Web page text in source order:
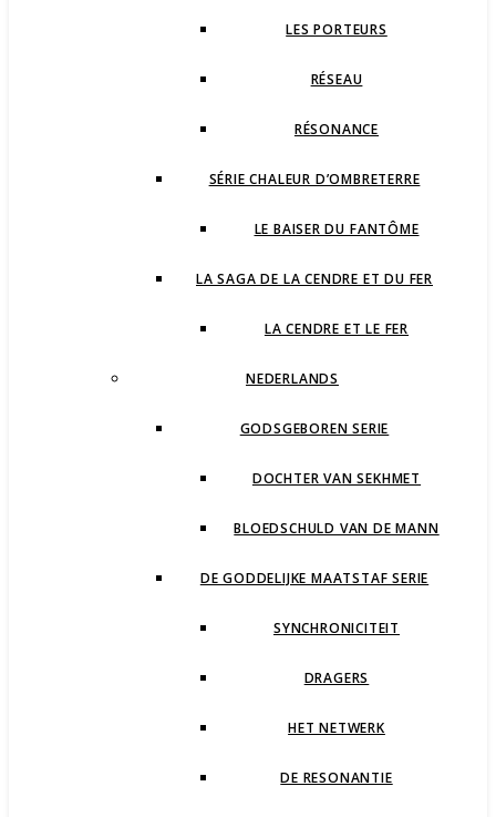
LES PORTEURS
RÉSEAU
RÉSONANCE
SÉRIE CHALEUR D’OMBRETERRE
LE BAISER DU FANTÔME
LA SAGA DE LA CENDRE ET DU FER
LA CENDRE ET LE FER
NEDERLANDS
GODSGEBOREN SERIE
DOCHTER VAN SEKHMET
BLOEDSCHULD VAN DE MANN
DE GODDELIJKE MAATSTAF SERIE
SYNCHRONICITEIT
DRAGERS
HET NETWERK
DE RESONANTIE